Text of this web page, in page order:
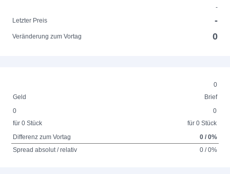
-
Letzter Preis
-
Veränderung zum Vortag 0
0
Geld
Brief
0
für 0 Stück
0
für 0 Stück
Differenz zum Vortag
0 / 0%
Spread absolut / relativ
0 / 0%